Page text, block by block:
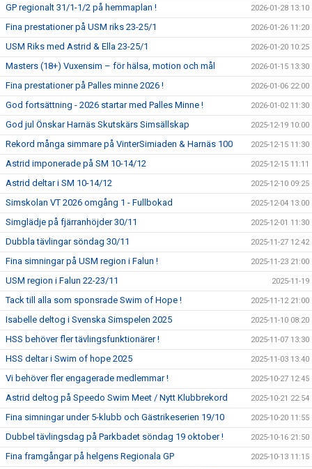
GP regionalt 31/1-1/2 på hemmaplan ! 2026-01-28 13:10
Fina prestationer på USM riks 23-25/1 2026-01-26 11:20
USM Riks med Astrid & Ella 23-25/1 2026-01-20 10:25
Masters (18+) Vuxensim – för hälsa, motion och mål 2026-01-15 13:30
Fina prestationer på Palles minne 2026 ! 2026-01-06 22:00
God fortsättning - 2026 startar med Palles Minne ! 2026-01-02 11:30
God jul Önskar Harnäs Skutskärs Simsällskap 2025-12-19 10:00
Rekord många simmare på VinterSimiaden & Harnäs 100 2025-12-15 11:30
Astrid imponerade på SM 10-14/12 2025-12-15 11:11
Astrid deltar i SM 10-14/12 2025-12-10 09:25
Simskolan VT 2026 omgång 1 - Fullbokad 2025-12-04 13:00
Simglädje på fjärranhöjder 30/11 2025-12-01 11:30
Dubbla tävlingar söndag 30/11 2025-11-27 12:42
Fina simningar på USM region i Falun ! 2025-11-23 21:00
USM region i Falun 22-23/11 2025-11-19
Tack till alla som sponsrade Swim of Hope ! 2025-11-12 21:00
Isabelle deltog i Svenska Simspelen 2025 2025-11-10 08:20
HSS behöver fler tävlingsfunktionärer ! 2025-11-07 13:30
HSS deltar i Swim of hope 2025 2025-11-03 13:40
Vi behöver fler engagerade medlemmar ! 2025-10-27 12:45
Astrid deltog på Speedo Swim Meet / Nytt Klubbrekord 2025-10-21 22:54
Fina simningar under 5-klubb och Gästrikeserien 19/10 2025-10-20 11:55
Dubbel tävlingsdag på Parkbadet söndag 19 oktober ! 2025-10-16 21:50
Fina framgångar på helgens Regionala GP 2025-10-13 11:15